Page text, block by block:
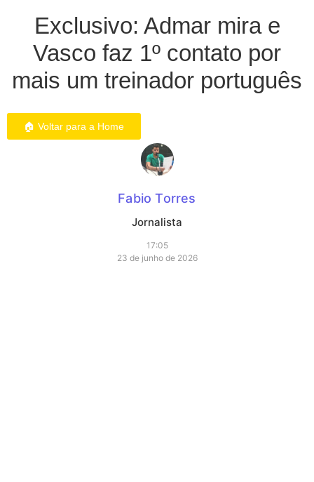
Exclusivo: Admar mira e
Vasco faz 1º contato por
mais um treinador português
🏠 Voltar para a Home
Fabio Torres
Jornalista
17:05
23 de junho de 2026